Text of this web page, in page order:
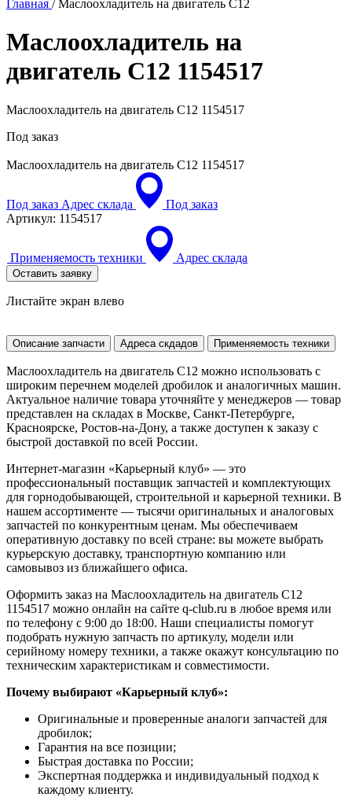
Главная /Маслоохладитель на двигатель C12
Маслоохладитель на
двигатель C12 1154517
Маслоохладитель на двигатель C12 1154517
Под заказ
Маслоохладитель на двигатель C12 1154517
Под заказ Адрес склада
Под заказ
Артикул: 1154517
Применяемость техники Адрес склада
Оставить заявку
Листайте экран влево
Описание запчасти Адреса скдадов Применяемость техники
Маслоохладитель на двигатель C12 можно использовать с
широким перечнем моделей дробилок и аналогичных машин.
Актуальное наличие товара уточняйте у менеджеров — товар
представлен на складах в Москве, Санкт-Петербурге,
Красноярске, Ростов-на-Дону, а также доступен к заказу с
быстрой доставкой по всей России.
Интернет-магазин «Карьерный клуб» — это
профессиональный поставщик запчастей и комплектующих
для горнодобывающей, строительной и карьерной техники. В
нашем ассортименте — тысячи оригинальных и аналоговых
запчастей по конкурентным ценам. Мы обеспечиваем
оперативную доставку по всей стране: вы можете выбрать
курьерскую доставку, транспортную компанию или
самовывоз из ближайшего офиса.
Оформить заказ на Маслоохладитель на двигатель C12
1154517 можно онлайн на сайте q-club.ru в любое время или
по телефону с 9:00 до 18:00. Наши специалисты помогут
подобрать нужную запчасть по артикулу, модели или
серийному номеру техники, а также окажут консультацию по
техническим характеристикам и совместимости.
Почему выбирают «Карьерный клуб»:
Оригинальные и проверенные аналоги запчастей для
дробилок;
Гарантия на все позиции;
Быстрая доставка по России;
Экспертная поддержка и индивидуальный подход к
каждому клиенту.